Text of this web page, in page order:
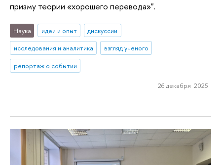
призму теории «хорошего перевода»".
Наука идеи и опыт
дискуссии
исследования и аналитика
взгляд ученого
репортаж о событии
26 декабря 2025